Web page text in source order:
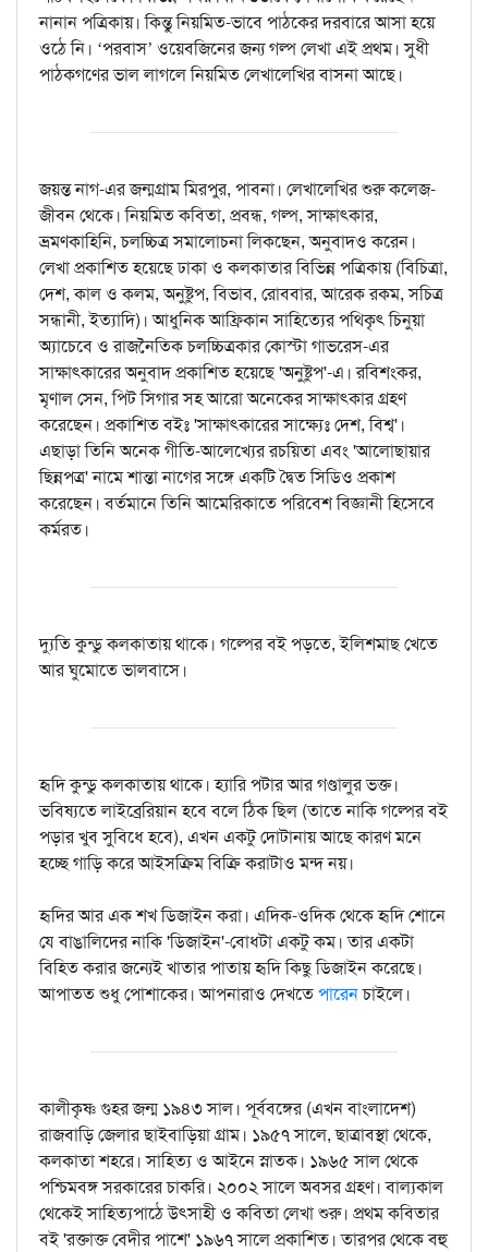
নানান পত্রিকায়। কিন্তু নিয়মিত-ভাবে পাঠকের দরবারে আসা হয়ে
ওঠে নি। ‘পরবাস’ ওয়েবজিনের জন্য গল্প লেখা এই প্রথম। সুধী
পাঠকগণের ভাল লাগলে নিয়মিত লেখালেখির বাসনা আছে।
জয়ন্ত নাগ-এর জন্মগ্রাম মিরপুর, পাবনা। লেখালেখির শুরু কলেজ-
জীবন থেকে। নিয়মিত কবিতা, প্রবন্ধ, গল্প, সাক্ষাৎকার,
ভ্রমণকাহিনি, চলচ্চিত্র সমালোচনা লিকছেন, অনুবাদও করেন।
লেখা প্রকাশিত হয়েছে ঢাকা ও কলকাতার বিভিন্ন পত্রিকায় (বিচিত্রা,
দেশ, কাল ও কলম, অনুষ্টুপ, বিভাব, রোববার, আরেক রকম, সচিত্র
সন্ধানী, ইত্যাদি)। আধুনিক আফ্রিকান সাহিত্যের পথিকৃৎ চিনুয়া
অ্যাচেবে ও রাজনৈতিক চলচ্চিত্রকার কোস্টা গাভরেস-এর
সাক্ষাৎকারের অনুবাদ প্রকাশিত হয়েছে 'অনুষ্টুপ'-এ। রবিশংকর,
মৃণাল সেন, পিট সিগার সহ আরো অনেকের সাক্ষাৎকার গ্রহণ
করেছেন। প্রকাশিত বইঃ 'সাক্ষাৎকারের সাক্ষ্যেঃ দেশ, বিশ্ব'।
এছাড়া তিনি অনেক গীতি-আলেখ্যের রচয়িতা এবং 'আলোছায়ার
ছিন্নপত্র' নামে শান্তা নাগের সঙ্গে একটি দ্বৈত সিডিও প্রকাশ
করেছেন। বর্তমানে তিনি আমেরিকাতে পরিবেশ বিজ্ঞানী হিসেবে
কর্মরত।
দ্যুতি কুন্ডু কলকাতায় থাকে। গল্পের বই পড়তে, ইলিশমাছ খেতে
আর ঘুমোতে ভালবাসে।
হৃদি কুন্ডু কলকাতায় থাকে। হ্যারি পটার আর গণ্ডালুর ভক্ত।
ভবিষ্যতে লাইব্রেরিয়ান হবে বলে ঠিক ছিল (তাতে নাকি গল্পের বই
পড়ার খুব সুবিধে হবে), এখন একটু দোটানায় আছে কারণ মনে
হচ্ছে গাড়ি করে আইসক্রিম বিক্রি করাটাও মন্দ নয়।
হৃদির আর এক শখ ডিজাইন করা। এদিক-ওদিক থেকে হৃদি শোনে
যে বাঙালিদের নাকি 'ডিজাইন'-বোধটা একটু কম। তার একটা
বিহিত করার জন্যেই খাতার পাতায় হৃদি কিছু ডিজাইন করেছে।
আপাতত শুধু পোশাকের। আপনারাও দেখতেপারেনচাইলে।
কালীকৃষ্ণ গুহর জন্ম ১৯৪৩ সাল। পূর্ববঙ্গের (এখন বাংলাদেশ)
রাজবাড়ি জেলার ছাইবাড়িয়া গ্রাম। ১৯৫৭ সালে, ছাত্রাবস্থা থেকে,
কলকাতা শহরে। সাহিত্য ও আইনে স্নাতক। ১৯৬৫ সাল থেকে
পশ্চিমবঙ্গ সরকারের চাকরি। ২০০২ সালে অবসর গ্রহণ। বাল্যকাল
থেকেই সাহিত্যপাঠে উৎসাহী ও কবিতা লেখা শুরু। প্রথম কবিতার
বই 'রক্তাক্ত বেদীর পাশে' ১৯৬৭ সালে প্রকাশিত। তারপর থেকে বহু